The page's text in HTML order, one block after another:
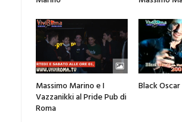
Massimo Marino e I
Vazzanikki al Pride Pub di
Roma
Black